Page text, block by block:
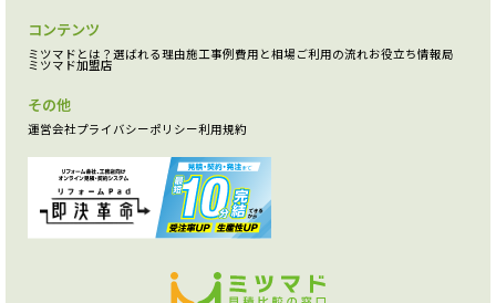
コンテンツ
ミツマドとは？ 選ばれる理由施工事例費用と相場 ご利用の流れお役立ち情報局
ミツマド加盟店
その他
運営会社プライバシーポリシー利用規約